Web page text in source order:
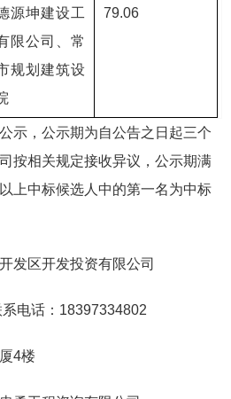
源坤建设工
限公司、常
规划建筑设
79.06
示，公示期为自公告之日起三个
按相关规定接收异议，公示期满
上中标候选人中的第一名为中标
发区开发投资有限公司
电话：18397334802
4楼